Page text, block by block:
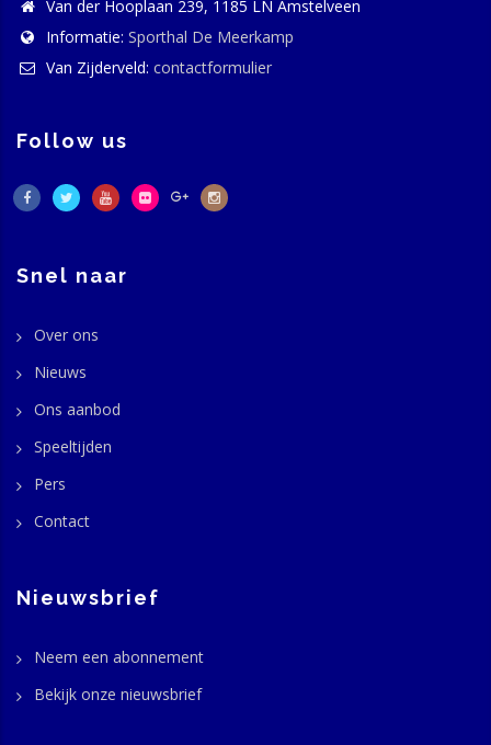
Van der Hooplaan 239, 1185 LN Amstelveen
Informatie: Sporthal De Meerkamp
Van Zijderveld: contactformulier
Follow us
Snel naar
Over ons
Nieuws
Ons aanbod
Speeltijden
Pers
Contact
Nieuwsbrief
Neem een abonnement
Bekijk onze nieuwsbrief